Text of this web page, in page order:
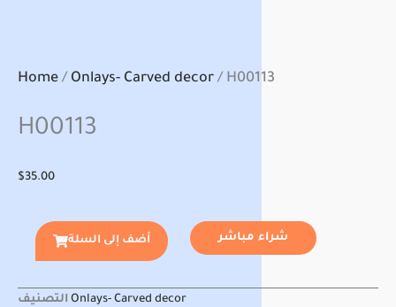
Home / Onlays- Carved decor / H00113
H00113
$35.00
أضف إلى السلة شراء مباشر
التصنيف Onlays- Carved decor